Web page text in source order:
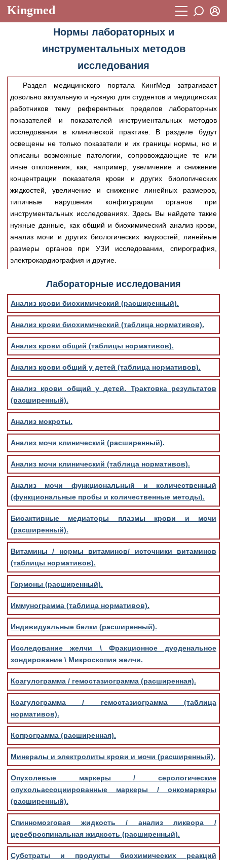
Kingmed
Учебный материал
Видеогалерея 899
Фотогалерея (1906)
Истории болезней 1268
Лекции и презентации 2474
Аккредитационные тесты (6)
Методические рекомендации 1050
Научно-популярное
Статьи
Новости (244)
Медицинская стандартизация
Нормативы экстренной и неотложной помощи
Нормы лабораторных и инструментальных
исследований
Обратная связь
Добавить материал
FAQ
Восстановить пароль
Регистрация
Вход
Нормы лабораторных и
инструментальных методов
исследования
Раздел медицинского портала КингМед затрагивает
довольно актуальную и нужную для студентов и медицинских
работников тему референтных пределов лабораторных
показателей и показателей инструментальных методов
исследования в клинической практике. В разделе будут
освещены не только показатели и их границы нормы, но и
описаны возможные патологии, сопровождающие те или
иные отклонения, как, например, увеличение и снижение
концентрации показателя крови и других биологических
жидкостей, увеличение и снижение линейных размеров,
типичные нарушения конфигурации органов при
инструментальных исследованиях. Здесь Вы найдете такие
нужные данные, как общий и биохимический анализ крови,
анализ мочи и других биологических жидкостей, линейные
размеры органов при УЗИ исследовании, спирография,
электрокардиография и другие.
Лабораторные исследования
Анализ крови биохимический (расширенный).
Анализ крови биохимический (таблица нормативов).
Анализ крови общий (таблицы нормативов).
Анализ крови общий у детей (таблица нормативов).
Анализ крови общий у детей. Трактовка результатов
(расширенный).
Анализ мокроты.
Анализ мочи клинический (расширенный).
Анализ мочи клинический (таблица нормативов).
Анализ мочи функциональный и количественный
(функциональные пробы и количественные методы).
Биоактивные медиаторы плазмы крови и мочи
(расширенный).
Витамины / нормы витаминов/ источники витаминов
(таблицы нормативов).
Гормоны (расширенный).
Иммунограмма (таблица нормативов).
Индивидуальные белки (расширенный).
Исследование желчи \ Фракционное дуоденальное
зондирование \ Микроскопия желчи.
Коагулограмма / гемостазиограмма (расширенная).
Коагулограмма / гемостазиограмма (таблица
нормативов).
Копрограмма (расширенная).
Минералы и электролиты крови и мочи (расширенный).
Опухолевые маркеры / серологические
опухольассоциированные маркеры / онкомаркеры
(расширенный).
Спинномозговая жидкость / анализ ликвора /
цереброспинальная жидкость (расширенный).
Субстраты и продукты биохимических реакций